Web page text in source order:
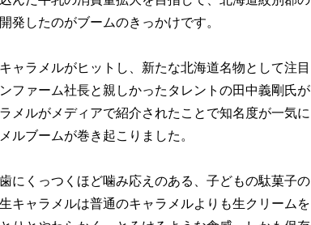
発したのがブームのきっかけです。
ャラメルがヒットし、新たな北海道名物として注目
ファーム社長と親しかったタレントの田中義剛氏が
メルがメディアで紹介されたことで知名度が一気に
ルブームが巻き起こりました。
にくっつくほど噛み応えのある、子どもの駄菓子の
キャラメルは普通のキャラメルよりも生クリームを